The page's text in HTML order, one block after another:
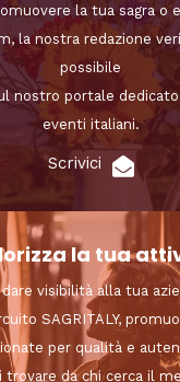
la tua sagra o
la nostra redazione
possibile
nostro portale dedicato
eventi italiani.
Scrivici
la tua
dare visibilità alla tua
SAGRITALY,
per qualità e
trovare da chi cerca il